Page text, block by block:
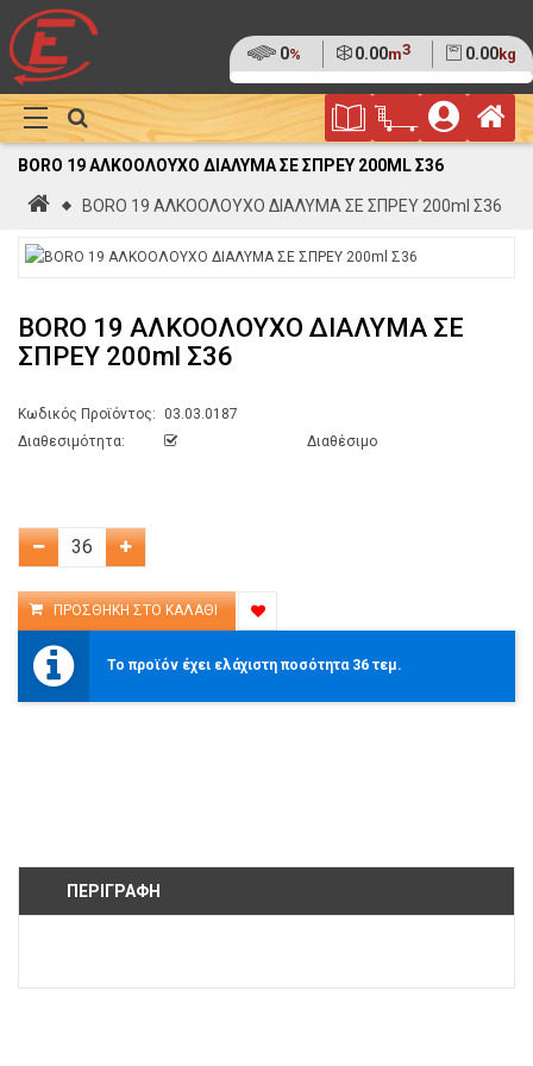
Ποσοστό
της
παλέτας
0% Όγκος
0.00m3 Βάρος
0.00kg
(0%)
Φυλλάδιο
Προσφορών
Καλάθι
Αγορών
Show
Megamenu
BORO 19 ΑΛΚΟΟΛΟΥΧΟ ΔΙΑΛΥΜΑ ΣΕ ΣΠΡΕΥ 200ML Σ36
ΑρχικήBORO 19 ΑΛΚΟΟΛΟΥΧΟ ΔΙΑΛΥΜΑ ΣΕ ΣΠΡΕΥ 200ml Σ36
BORO 19 ΑΛΚΟΟΛΟΥΧΟ ΔΙΑΛΥΜΑ ΣΕ
ΣΠΡΕΥ 200ml Σ36
Κωδικός Προϊόντος:
03.03.0187
Διαθεσιμότητα:
Διαθέσιμο
Το προϊόν έχει ελάχιστη ποσότητα 36 τεμ.
ΠΕΡΙΓΡΑΦΉ